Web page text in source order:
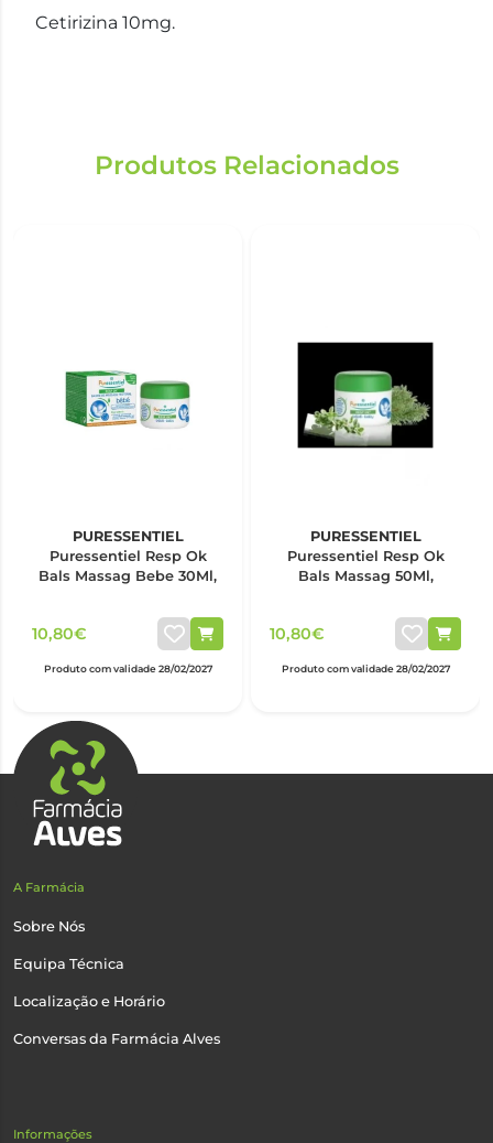
Cetirizina 10mg.
Produtos Relacionados
PURESSENTIEL
Puressentiel Resp Ok
Bals Massag Bebe 30Ml,
10,80€
Produto com validade 28/02/2027
PURESSENTIEL
Puressentiel Resp Ok
Bals Massag 50Ml,
10,80€
Produto com validade 28/02/2027
A Farmácia
Sobre Nós
Equipa Técnica
Localização e Horário
Conversas da Farmácia Alves
Informações